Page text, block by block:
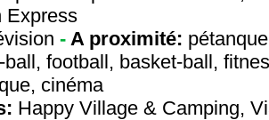
Express
- A proximité:
football, basket-ball,
cinéma
Happy Village & Camping,